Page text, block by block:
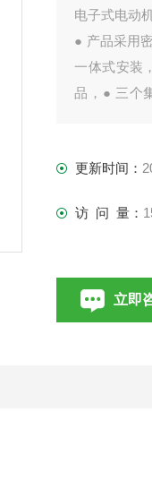
电子式电动
● 产品采用
一体式安装
品，● 三个
更新时间：
访 问 量：
立即